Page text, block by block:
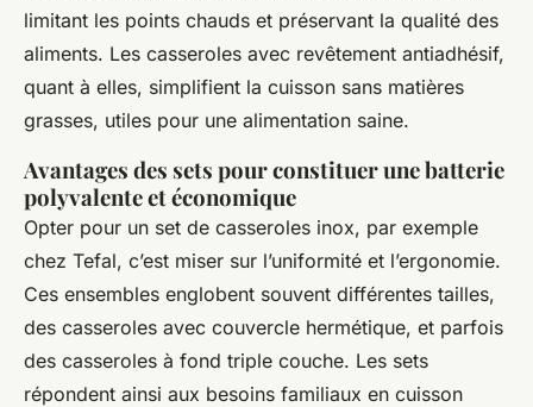
limitant les points chauds et préservant la qualité des
aliments. Les casseroles avec revêtement antiadhésif,
quant à elles, simplifient la cuisson sans matières
grasses, utiles pour une alimentation saine.
Avantages des sets pour constituer une batterie
polyvalente et économique
Opter pour un set de casseroles inox, par exemple
chez Tefal, c’est miser sur l’uniformité et l’ergonomie.
Ces ensembles englobent souvent différentes tailles,
des casseroles avec couvercle hermétique, et parfois
des casseroles à fond triple couche. Les sets
répondent ainsi aux besoins familiaux en cuisson